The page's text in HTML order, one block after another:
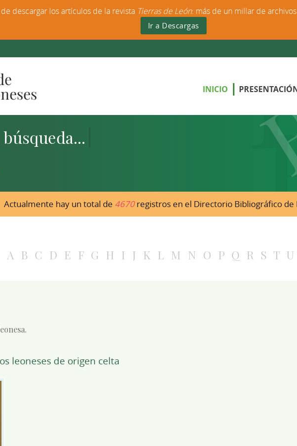
INICIO
Actualmente hay un total de 4670registros en el Directorio Bibliográfico de
A B C D E F G H I J K L M N O P Q R S T U
leoneses de origen celta
descargar los artículos de la revista Tierras de León: más de un millar de
Ir a Descargas